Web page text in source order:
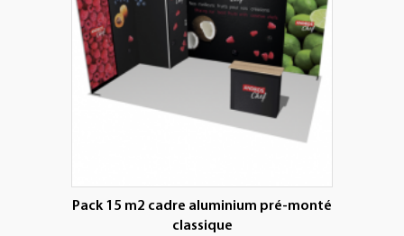
Pack 15 m2 cadre aluminium pré-monté
classique